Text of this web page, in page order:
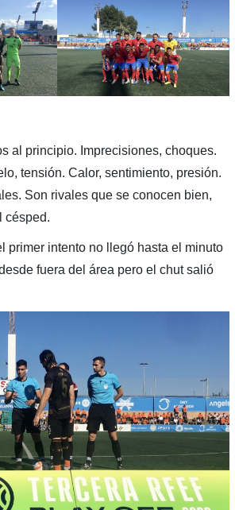
al principio. Imprecisiones, choques.
tensión. Calor, sentimiento, presión.
Son rivales que se conocen bien,
césped.
primer intento no llegó hasta el minuto
fuera del área pero el chut salió